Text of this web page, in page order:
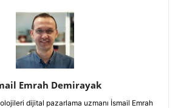
Emrah Demirayak
dijital pazarlama uzmanı İsmail Emrah